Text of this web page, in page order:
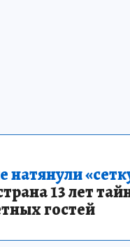
13 лет
гостей